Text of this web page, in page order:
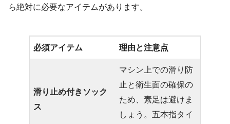
ら絶対に必要なアイテムがあります。
必須アイテム 理由と注意点
滑り止め付きソック
ス
マシン上での滑り防
止と衛生面の確保の
ため、素足は避けま
しょう。五本指タイ